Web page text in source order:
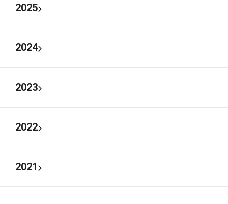
2025
2024
2023
2022
2021